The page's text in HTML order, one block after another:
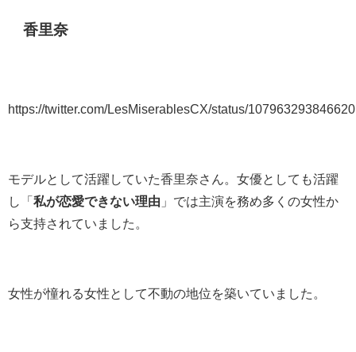
香里奈
https://twitter.com/LesMiserablesCX/status/
モデルとして活躍していた香里奈さん。女優としても活躍
し「私が恋愛できない理由 」では主演を務め多くの女性か
ら支持されていました。
女性が憧れる女性として不動の地位を築いていました。